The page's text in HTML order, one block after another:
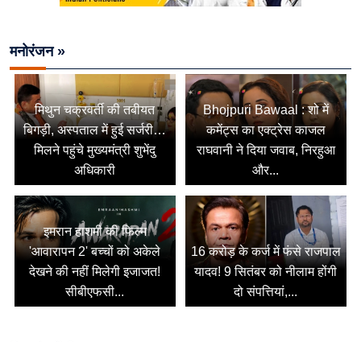
मनोरंजन »
मिथुन चक्रवर्ती की तबीयत
बिगड़ी, अस्पताल में हुई सर्जरी…
मिलने पहुंचे मुख्यमंत्री शुभेंदु
अधिकारी
Bhojpuri Bawaal : शो में
कमेंट्स का एक्ट्रेस काजल
राघवानी ने दिया जवाब, निरहुआ
और...
इमरान हाशमी की फिल्म
'आवारापन 2' बच्चों को अकेले
देखने की नहीं मिलेगी इजाजत!
सीबीएफसी...
16 करोड़ के कर्ज में फंसे राजपाल
यादव! 9 सितंबर को नीलाम होंगी
दो संपत्तियां,...